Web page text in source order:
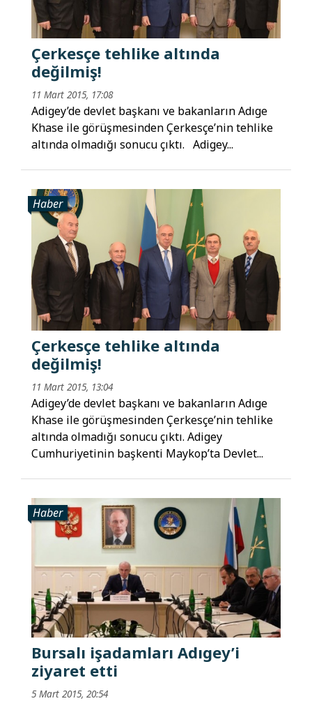
Çerkesçe tehlike altında
değilmiş!
11 Mart 2015, 17:08
Adigey’de devlet başkanı ve bakanların Adıge
Khase ile görüşmesinden Çerkesçe’nin tehlike
altında olmadığı sonucu çıktı. Adigey...
Haber
Çerkesçe tehlike altında
değilmiş!
11 Mart 2015, 13:04
Adigey’de devlet başkanı ve bakanların Adıge
Khase ile görüşmesinden Çerkesçe’nin tehlike
altında olmadığı sonucu çıktı. Adigey
Cumhuriyetinin başkenti Maykop’ta Devlet...
Haber
Bursalı işadamları Adıgey’i
ziyaret etti
5 Mart 2015, 20:54